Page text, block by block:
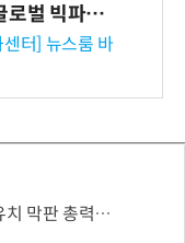
벌 빅파마
미팅 지원…K
교두보 확
터] 뉴스룸 바
명 추진단 확대 개편